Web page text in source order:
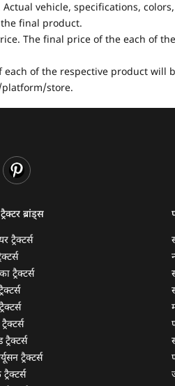
vehicle, specifications,
final product.
The final price of the each of
of the respective product will
store.
ब्रांड्स
ट्रैक्टर्स
ट्रैक्टर्स
ट्रैक्टर्स